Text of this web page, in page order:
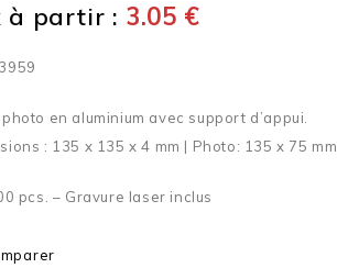
à partir : 3.05 €
en aluminium avec support d’appui.
: 135 x 135 x 4 mm | Photo: 135 x 75 mm
pcs. – Gravure laser inclus